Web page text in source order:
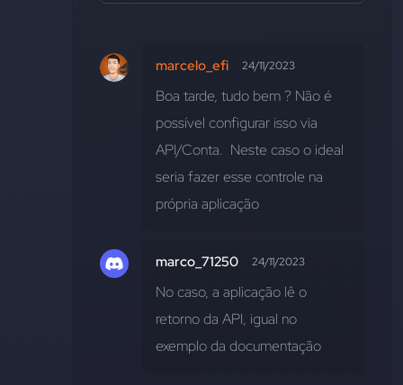
marcelo_efi 24/11/2023
Boa tarde, tudo bem ? Não é
possível configurar isso via
API/Conta.  Neste caso o ideal
seria fazer esse controle na
própria aplicação
marco_71250 24/11/2023
No caso, a aplicação lê o
retorno da API, igual no
exemplo da documentação